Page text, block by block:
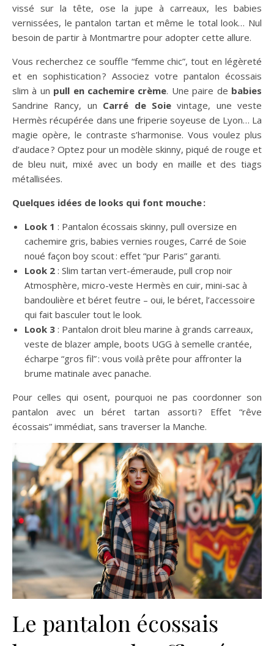
vissé sur la tête, ose la jupe à carreaux, les babies
vernissées, le pantalon tartan et même le total look… Nul
besoin de partir à Montmartre pour adopter cette allure.
Vous recherchez ce souffle “femme chic”, tout en légèreté
et en sophistication ? Associez votre pantalon écossais
slim à un pull en cachemire crème. Une paire de babies
Sandrine Rancy, un Carré de Soievintage, une veste
Hermès récupérée dans une friperie soyeuse de Lyon… La
magie opère, le contraste s’harmonise. Vous voulez plus
d’audace ? Optez pour un modèle skinny, piqué de rouge et
de bleu nuit, mixé avec un body en maille et des tiags
métallisées.
Quelques idées de looks qui font mouche :
Look 1 : Pantalon écossais skinny, pull oversize en
cachemire gris, babies vernies rouges, Carré de Soie
noué façon boy scout : effet “pur Paris” garanti.
Look 2 : Slim tartan vert-émeraude, pull crop noir
Atmosphère, micro-veste Hermès en cuir, mini-sac à
bandoulière et béret feutre – oui, le béret, l’accessoire
qui fait basculer tout le look.
Look 3 : Pantalon droit bleu marine à grands carreaux,
veste de blazer ample, boots UGG à semelle crantée,
écharpe “gros fil” : vous voilà prête pour affronter la
brume matinale avec panache.
Pour celles qui osent, pourquoi ne pas coordonner son
pantalon avec un béret tartan assorti ? Effet “rêve
écossais” immédiat, sans traverser la Manche.
Le pantalon écossais